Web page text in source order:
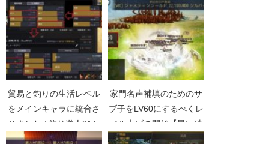
貿易と釣りの生活レベル
をメインキャラに統合さ
せました / 釣り道人31と
貿易道人3【黒い砂漠
家門名声補填のためのサ
ブ子をLV60にするべくレ
ベル上げの開始【黒い砂
漠Part2435】